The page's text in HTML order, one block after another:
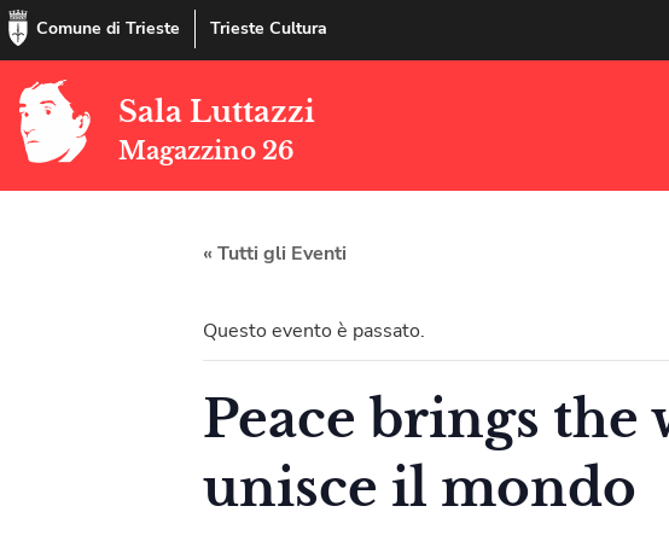
Comune di Trieste Trieste Cultura
Sala Luttazzi
Magazzino 26
« Tutti gli Eventi
Questo evento è passato.
Peace brings the
unisce il mondo